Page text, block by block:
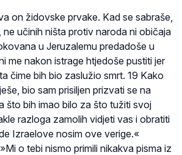
on židovske prvake. Kad se sabraše,
ne učinih ništa protiv naroda ni običaja
u Jeruzalemu predadoše u
me nakon istrage htjedoše pustiti jer
čime bih bio zaslužio smrt. 19 Kako
bio sam prisiljen prizvati se na
što bih imao bilo za što tužiti svoj
razloga zamolih vidjeti vas i obratiti
Izraelove nosim ove verige.«
o tebi nismo primili nikakva pisma iz